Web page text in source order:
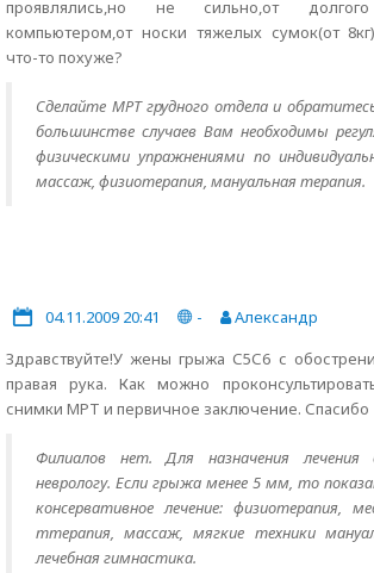
проявлялись,но не сильно,от
компьютером,от носки тяжелых сумок(от
что-то похуже?
Сделайте МРТ грудного отдела и
большинстве случаев Вам необходимы
физическими упражнениями по
массаж, физиотерапия, мануальная терапия.
04.11.2009 20:41 -
Александр
Здравствуйте!У жены грыжа С5С6 с
правая рука. Как можно
снимки МРТ и первичное заключение. Спасибо
Филиалов нет. Для назначения лечения
неврологу. Если грыжа менее 5 мм, то
консервативное лечение: физиотерапия,
ттерапия, массаж, мягкие техники
лечебная гимнастика.